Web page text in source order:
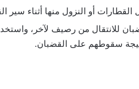
القطارات أو النزول منها أثناء
للانتقال من رصيف لآخر،
سقوطهم على القضبان.